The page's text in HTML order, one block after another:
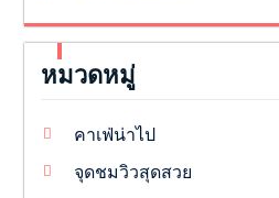
หมวดหมู่
คาเฟ่น่าไป
จุดชมวิวสุดสวย